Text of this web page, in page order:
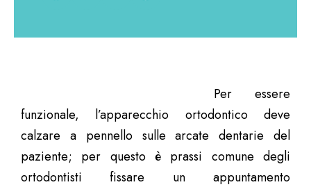
Per essere
funzionale, l’apparecchio ortodontico deve
calzare a pennello sulle arcate dentarie del
paziente; per questo è prassi comune degli
ortodontisti fissare un appuntamento